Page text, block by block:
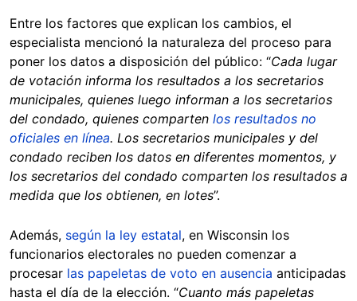
Entre los factores que explican los cambios, el
especialista mencionó la naturaleza del proceso para
poner los datos a disposición del público: “Cada lugar
de votación informa los resultados a los secretarios
municipales, quienes luego informan a los secretarios
del condado, quienes comparten los resultados no
oficiales en línea. Los secretarios municipales y del
condado reciben los datos en diferentes momentos, y
los secretarios del condado comparten los resultados a
medida que los obtienen, en lotes”.
Además, según la ley estatal, en Wisconsin los
funcionarios electorales no pueden comenzar a
procesar las papeletas de voto en ausencia anticipadas
hasta el día de la elección. “Cuanto más papeletas